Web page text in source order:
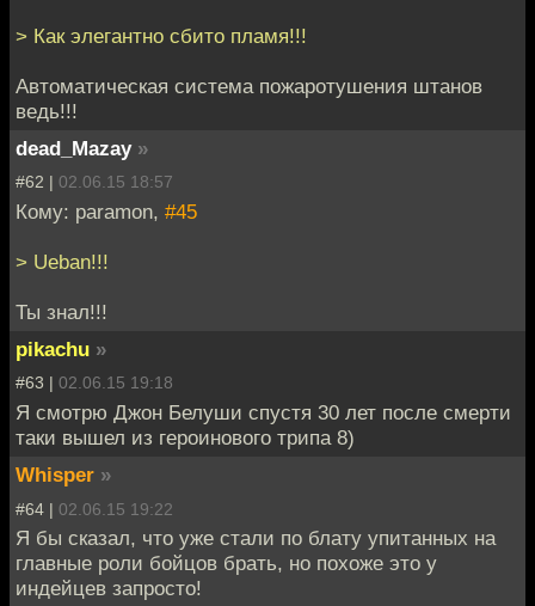
> Как элегантно сбито пламя!!!
Автоматическая система пожаротушения штанов
ведь!!!
dead_Mazay »
#62 | 02.06.15 18:57
Кому: paramon, #45
> Ueban!!!
Ты знал!!!
pikachu »
#63 | 02.06.15 19:18
Я смотрю Джон Белуши спустя 30 лет после смерти
таки вышел из героинового трипа 8)
Whisper »
#64 | 02.06.15 19:22
Я бы сказал, что уже стали по блату упитанных на
главные роли бойцов брать, но похоже это у
индейцев запросто!